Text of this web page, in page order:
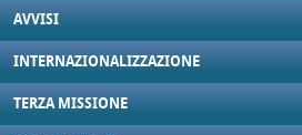
AVVISI
INTERNAZIONALIZZAZIONE
TERZA MISSIONE